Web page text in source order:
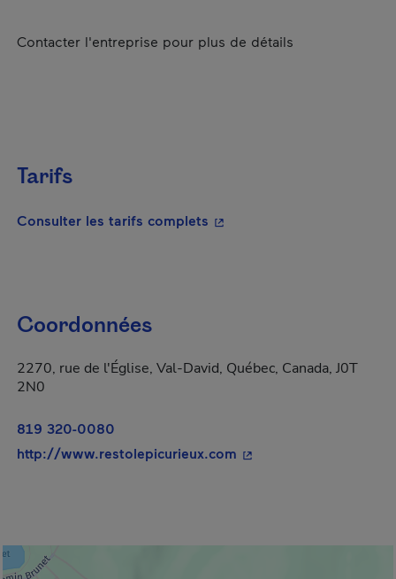
Contacter l'entreprise pour plus de détails
Tarifs
Consulter les tarifs complets - Cet hyperlien s'ouvrira
Coordonnées
2270, rue de l'Église, Val-David, Québec, Canada, J0T
2N0
819 320-0080
http://www.restolepicurieux.com - Cet hyperlien